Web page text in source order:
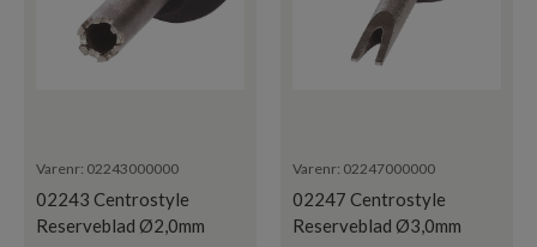
Varenr: 02243000000
02243 Centrostyle
Reserveblad Ø2,0mm
Varenr: 02247000000
02247 Centrostyle
Reserveblad Ø3,0mm